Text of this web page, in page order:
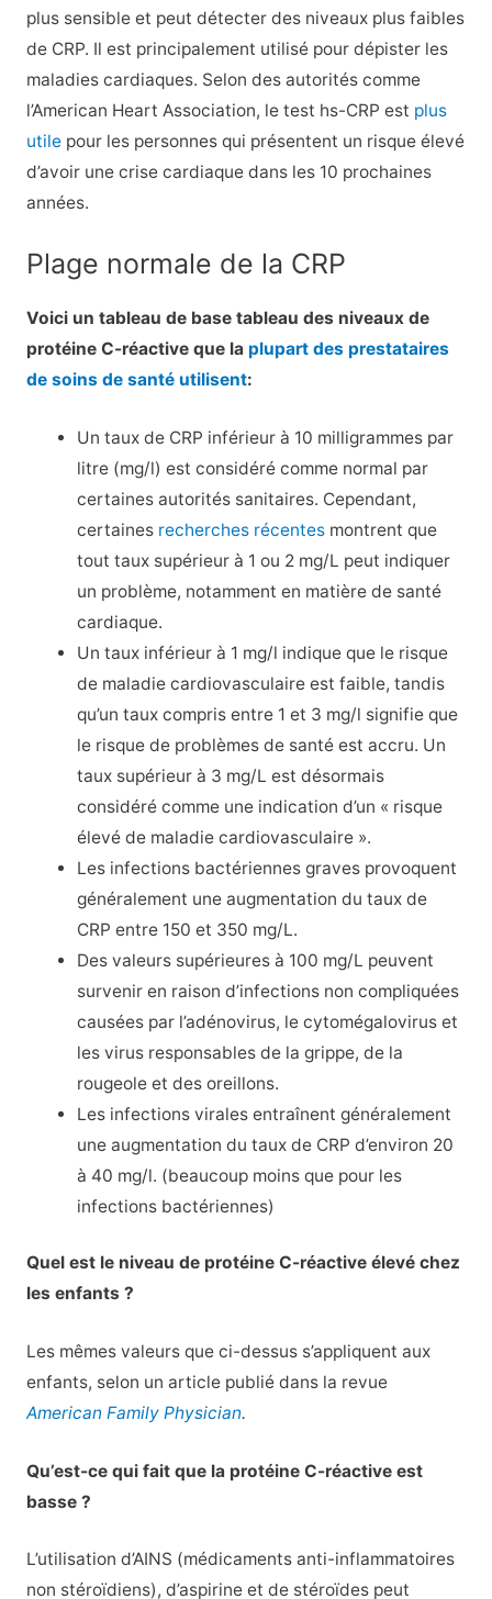
plus sensible et peut détecter des niveaux plus faibles
de CRP. Il est principalement utilisé pour dépister les
maladies cardiaques. Selon des autorités comme
l’American Heart Association, le test hs-CRP est plus
utilepour les personnes qui présentent un risque élevé
d’avoir une crise cardiaque dans les 10 prochaines
années.
Plage normale de la CRP
Voici un tableau de base tableau des niveaux de
protéine C-réactiveque la plupart des prestataires
de soins de santé utilisent:
Un taux de CRP inférieur à 10 milligrammes par
litre (mg/l) est considéré comme normal par
certaines autorités sanitaires. Cependant,
certaines recherches récentes montrent que
tout taux supérieur à 1 ou 2 mg/L peut indiquer
un problème, notamment en matière de santé
cardiaque.
Un taux inférieur à 1 mg/l indique que le risque
de maladie cardiovasculaire est faible, tandis
qu’un taux compris entre 1 et 3 mg/l signifie que
le risque de problèmes de santé est accru. Un
taux supérieur à 3 mg/L est désormais
considéré comme une indication d’un « risque
élevé de maladie cardiovasculaire ».
Les infections bactériennes graves provoquent
généralement une augmentation du taux de
CRP entre 150 et 350 mg/L.
Des valeurs supérieures à 100 mg/L peuvent
survenir en raison d’infections non compliquées
causées par l’adénovirus, le cytomégalovirus et
les virus responsables de la grippe, de la
rougeole et des oreillons.
Les infections virales entraînent généralement
une augmentation du taux de CRP d’environ 20
à 40 mg/l. (beaucoup moins que pour les
infections bactériennes)
Quel est le niveau de protéine C-réactive élevé chez
les enfants ?
Les mêmes valeurs que ci-dessus s’appliquent aux
enfants, selon un article publié dans la revue
American Family Physician.
Qu’est-ce qui fait que la protéine C-réactive est
basse ?
L’utilisation d’AINS (médicaments anti-inflammatoires
non stéroïdiens), d’aspirine et de stéroïdes peut